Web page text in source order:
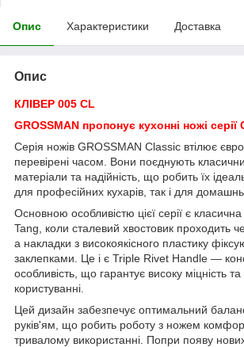
Опис Характеристики Доставка
Опис
КЛІВЕР 005 CL
GROSSMAN пропонує кухонні ножі серії
Серія ножів GROSSMAN Classic втілює
перевірені часом. Вони поєднують
матеріали та надійність, що робить їх
для професійних кухарів, так і для
Основною особливістю цієї серії є
Tang, коли сталевий хвостовик проходить
а накладки з високоякісного пластику
заклепками. Це і є Triple Rivet Handle —
особливість, що гарантує високу міцність та
користуванні.
Цей дизайн забезпечує оптимальний
руків'ям, що робить роботу з ножем
тривалому використанні. Попри появу